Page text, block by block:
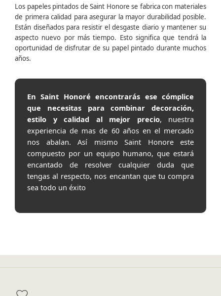
Los papeles pintados de Saint Honore se fabrica con materiales
de primera calidad para asegurar la mayor durabilidad posible.
Están diseñados para resistir el desgaste diario y mantener su
aspecto nuevo por más tiempo. Esto significa que tendrá la
oportunidad de disfrutar de su papel pintado durante muchos
años.
En Saint Honoré encontrarás ese cómplice
que necesitas para combinar decoración,
estilo y calidad al mejor precio, nuestra
experiencia de mas de 60 años en el mercado
nos abalan. Así mismo Saint Honore este
compuesto por un equipo humano, que estará
encantado de resolver cualquier duda que
tengas al respecto, nos encantan que tu compra
sea todo un éxito